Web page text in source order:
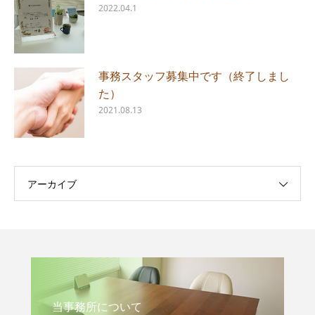
2022.04.1
事務スタッフ募集中です（終了しまし
た）
2021.08.13
アーカイブ
当事務所について